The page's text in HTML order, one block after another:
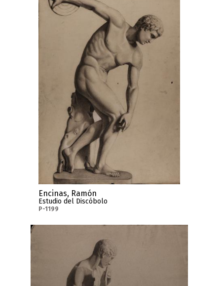
Encinas, Ramón
Estudio del Discóbolo
P-1199